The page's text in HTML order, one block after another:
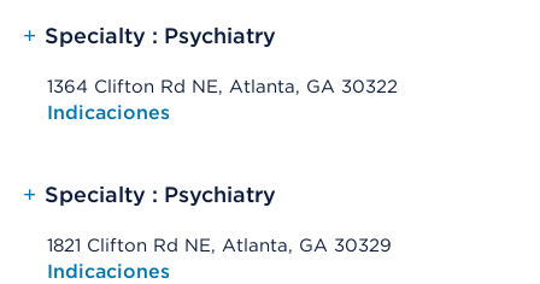
+ Specialty : Psychiatry
1364 Clifton Rd NE, Atlanta, GA 30322
Opens native map application on mobile devices
Indicaciones
+ Specialty : Psychiatry
1821 Clifton Rd NE, Atlanta, GA 30329
Opens native map application on mobile devices
Indicaciones